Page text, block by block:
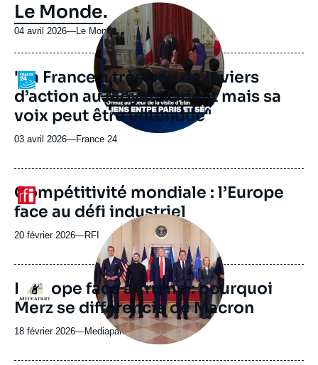
Le Monde.
04 avril 2026—Nom
journal,
revue
émission
Le Monde
Logo
Image
principale
médiatique
"La France a très peu de leviers
d’action au Moyen-Orient mais sa
voix peut être entendue"
03 avril 2026—Nom
journal,
ou
émission
France 24
Logo
URL
de
Spotify
Compétitivité mondiale : l’Europe
face au défi industriel
20 février 2026—Nom
journal,
revue
ou
émission
RFI
Logo
Image
principale
médiatique
L’Europe face à Trump : pourquoi
Merz se différencie de Macron
18 février 2026—Nom
journal,
Mediapart